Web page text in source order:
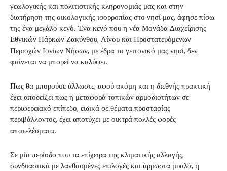
γεωλογικής και πολιτιστικής κληρονομιάς μας και στην
διατήρηση της οικολογικής ισορροπίας στο νησί μας, άφησε πίσω
της ένα μεγάλο κενό. Ένα κενό που η νέα Μονάδα Διαχείρισης
Εθνικών Πάρκων Ζακύνθου, Αίνου και Προστατευόμενων
Περιοχών Ιονίων Νήσων, με έδρα το γειτονικό μας νησί, δεν
φαίνεται να μπορεί να καλύψει.
Πως θα μπορούσε άλλωστε, αφού ακόμη και η διεθνής πρακτική
έχει αποδείξει πως η μεταφορά τοπικών αρμοδιοτήτων σε
περιφερειακό επίπεδο, ειδικά σε θέματα προστασίας
περιβάλλοντος, έχει αποτύχει με οικτρά πολλές φορές
αποτελέσματα.
Σε μία περίοδο που τα επίχειρα της κλιματικής αλλαγής,
συνδυαστικά με λανθασμένες επιλογές και άρρωστα μυαλά, η